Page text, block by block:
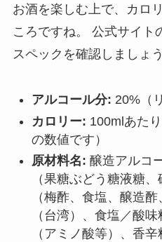
お酒を楽しむ上で、カロ
ころですね。 公式サイト
スペックを確認しましょう
アルコール分: 20%（
カロリー: 100mlあた
の数値です）
原材料名: 醸造アルコ
（果糖ぶどう糖液糖
（梅酢、食塩、醸造
（台湾）、食塩／酸
（アミノ酸等）、香